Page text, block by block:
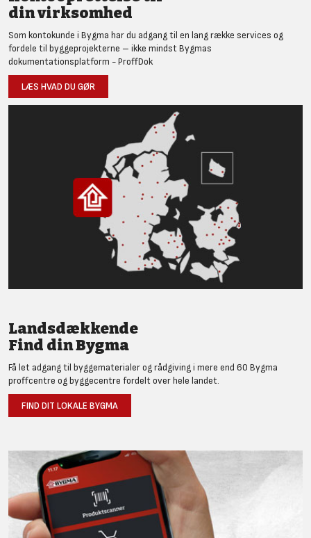
din virksomhed
Som kontokunde i Bygma har du adgang til en lang række services og
fordele til byggeprojekterne – ikke mindst Bygmas
dokumentationsplatform - ProffDok
LÆS HVAD DU GØR
Landsdækkende
Find din Bygma
Få let adgang til byggematerialer og rådgiving i mere end 60 Bygma
proffcentre og byggecentre fordelt over hele landet.
FIND DIT LOKALE BYGMA